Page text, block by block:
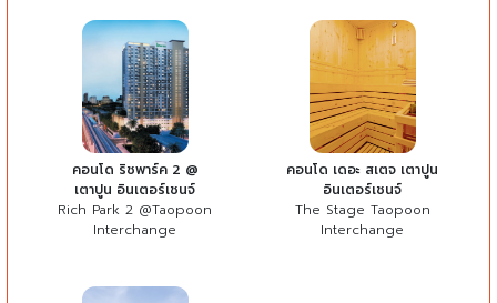
คอนโด ริชพาร์ค 2 @
เตาปูน อินเตอร์เชนจ์
Rich Park 2 @Taopoon
Interchange
คอนโด เดอะ สเตจ เตาปูน
อินเตอร์เชนจ์
The Stage Taopoon
Interchange